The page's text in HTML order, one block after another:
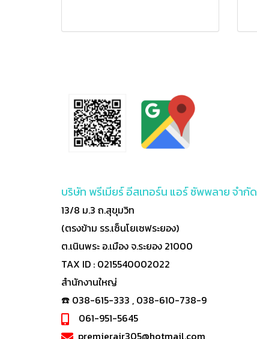
บริษัท พรีเมียร์ อีสเทอร์น แอร์ ซัพพลาย จำกัด
13/8 ม.3 ถ.สุขุมวิท
(ตรงข้าม รร.เซ็นโยเซฟระยอง)
ต.เนินพระ อ.เมือง จ.ระยอง 21000
TAX ID : 0215540002022
สำนักงานใหญ่
☎️ 038-615-333 , 038-610-738-9
061-951-5645
premierair305@hotmail.com